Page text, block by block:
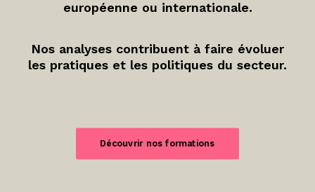
européenne ou internationale.
Nos analyses contribuent à faire évoluer
les pratiques et les politiques du secteur.
Découvrir nos formations